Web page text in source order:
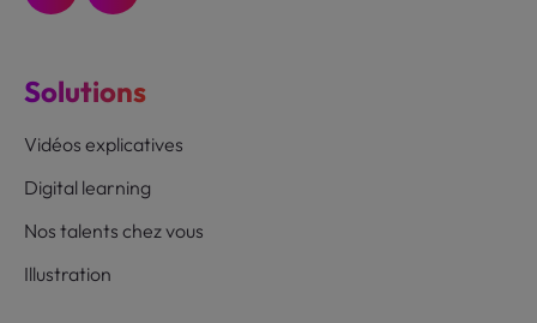
Solutions
Vidéos explicatives
Digital learning
Nos talents chez vous
Illustration